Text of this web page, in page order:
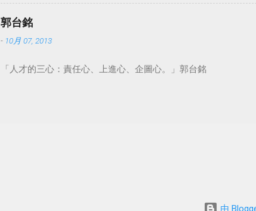
郭台銘
- 10月 07, 2013
「人才的三心：責任心、上進心、企圖心。」郭台銘
由